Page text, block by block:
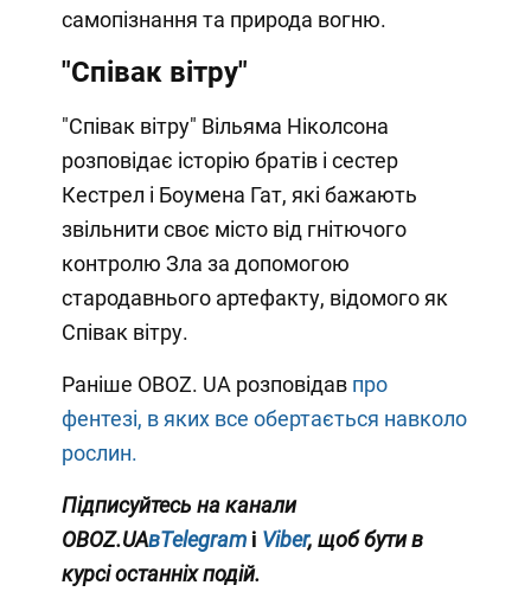
самопізнання та природа вогню.
"Співак вітру"
"Співак вітру" Вільяма Ніколсона
розповідає історію братів і сестер
Кестрел і Боумена Гат, які бажають
звільнити своє місто від гнітючого
контролю Зла за допомогою
стародавнього артефакту, відомого як
Співак вітру.
Раніше OBOZ. UA розповідавпро
фентезі, в яких все обертається навколо
рослин.
Підписуйтесь на канали
OBOZ.UAвTelegramі Viber, щоб бути в
курсі останніх подій.